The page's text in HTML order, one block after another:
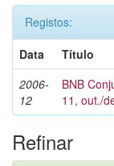
Registos:
Data
Título
2006-
12
BNB
11, out./
Refinar